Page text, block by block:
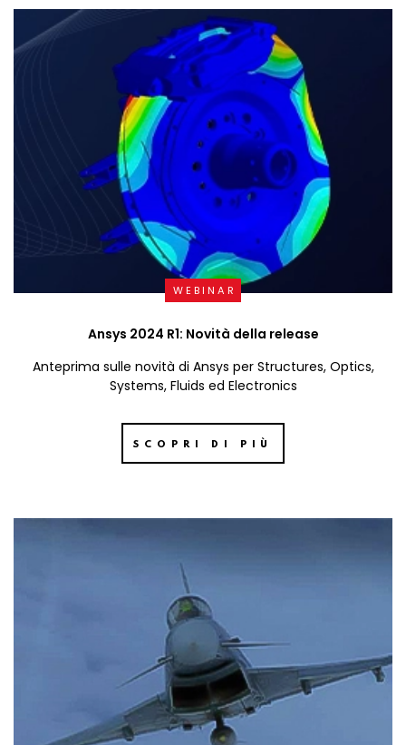
WEBINAR
Ansys 2024 R1: Novità della release
Anteprima sulle novità di Ansys per Structures, Optics,
Systems, Fluids ed Electronics
SCOPRI DI PIÙ